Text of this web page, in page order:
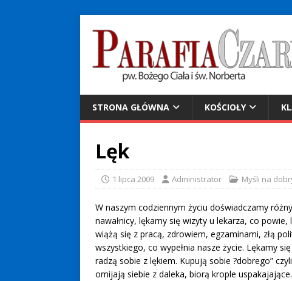
STRONA GŁÓWNA KOŚCIOŁY
Lęk
1 lipca 2009 Administrator Myśli na
W naszym codziennym życiu doświadczamy
nawałnicy, lękamy się wizyty u lekarza, co
wiążą się z pracą, zdrowiem, egzaminami, złą
wszystkiego, co wypełnia nasze życie. Lękamy
radzą sobie z lękiem. Kupują sobie ?dobrego”
omijają siebie z daleka, biorą krople